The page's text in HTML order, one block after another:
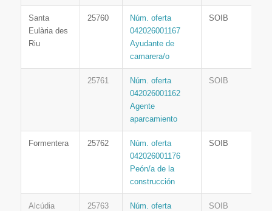
Santa
Eulària des
Riu
25760
Núm. oferta
042026001167
Ayudante de
camarera/o
SOIB
25761
Núm. oferta
042026001162
Agente
aparcamiento
SOIB
Formentera 25762
Núm. oferta
042026001176
Peón/a de la
construcción
SOIB
Alcúdia 25763
Núm. oferta
SOIB